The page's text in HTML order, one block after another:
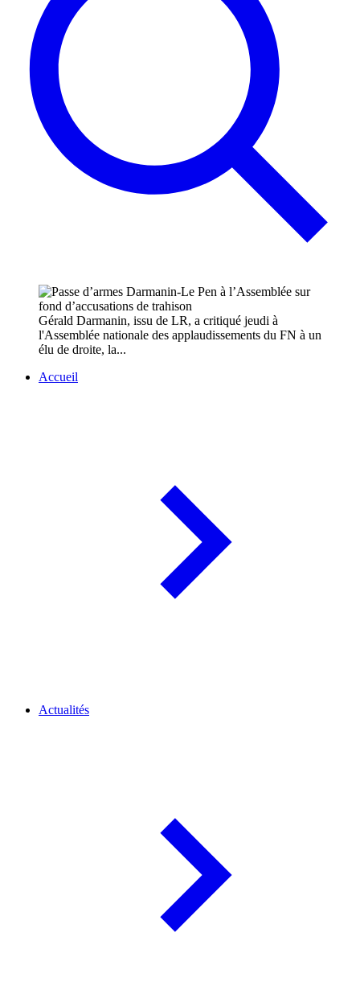
Gérald Darmanin, issu de LR, a critiqué jeudi à
l'Assemblée nationale des applaudissements du FN à un
élu de droite, la...
Accueil
Actualités